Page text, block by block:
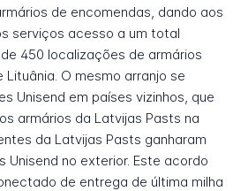
de encomendas, dando aos
serviços acesso a um total
450 localizações de armários
O mesmo arranjo se
Unisend em países vizinhos, que
armários da Latvijas Pasts na
da Latvijas Pasts ganharam
Unisend no exterior. Este acordo
de entrega de última milha